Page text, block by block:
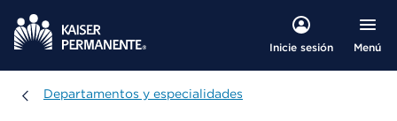
Inicie sesión Menú
Departamentos y especialidades
Departamentos y especialidades